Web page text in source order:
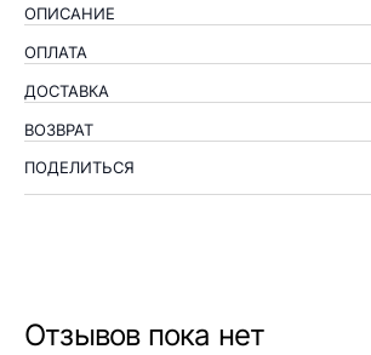
ОПИСАНИЕ
ОПЛАТА
ДОСТАВКА
ВОЗВРАТ
ПОДЕЛИТЬСЯ
Отзывов пока нет